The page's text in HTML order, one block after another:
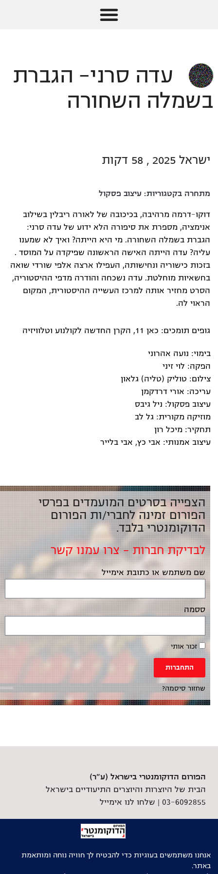
עדה סרני- הגברת
בשמלה השחורה
ישראל 2025 , 58 דקות
מתחרה בקטגוריות: עיצוב פסקול
דוקו-דרמה מרהיבה, בכיכובה של לאורה ריבלין בשילוב
אנימציה, מספרת את סיפורה הלא ידוע של עדה סרני:
הגברת בשמלה השחורה. מי היא הייתה? ואיך לא שמענו
עליה? עדה הייתה האישה הראשונה שפיקדה על המוסד .
בזכות כישוריה ונחישותה, העפילו ארצה אלפי שורדי שואה
בחשאיות מוחלטת. עדה נשכחה והודרה מדפי ההיסטוריה,
הסרט מחזיר אותה למרכז העשייה ההיסטורית, המקום
הראוי לה.
גופים תומכים: כאן 11, הקרן החדשה לקולנוע וטלוויזיה
בימוי: נועה אהרוני
הפקה: לוי זיני
צילום: טוליק (טליה) גלאון
עריכה: אורי דרדקמן
עיצוב פסקול: ניל גיבס
מוזיקה מקורית: גל לב
תחקיר: מיכל רון
עיצוב אמנותי: אבי כץ, אבי בלייר
הצפייה בסרטים המועמדים בפרסי
הפורום זמינה לחברי/ות הפורום
הדוקומנטרי בלבד.
לבדיקת חברות – צרו עמנו קשר
שם משתמש או כתובת אימייל
ססמה
זכור אותי
התחברות
שחזור סיסמה?
הפורום הדוקומנטרי בישראל (ע"ר)
הבית של היוצרות והיוצרים התיעודיים בישראל
03-6092855 |
שלחו לנו אימייל